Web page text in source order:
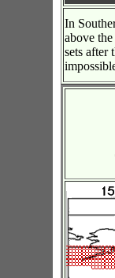
In
above
sets after